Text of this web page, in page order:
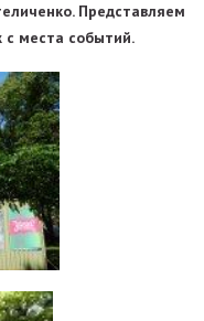
Представляем
места событий.